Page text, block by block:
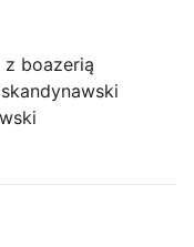
boazerią